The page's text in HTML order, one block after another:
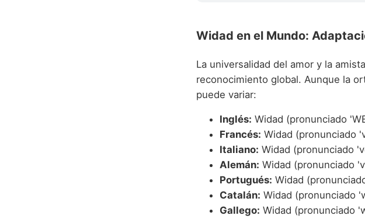
Widad en el Mundo:
La universalidad del amor y la
reconocimiento global. Aunque la
puede variar:
Inglés: Widad (pronunciado
Francés: Widad (pronunciado
Italiano: Widad (pronunciado
Alemán: Widad (pronunciado
Portugués: Widad
Catalán: Widad (pronunciado
Gallego: Widad (pronunciado